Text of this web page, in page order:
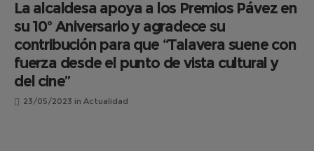
La alcaldesa apoya a los Premios Pávez en
su 10º Aniversario y agradece su
contribución para que “Talavera suene con
fuerza desde el punto de vista cultural y
del cine”
23/05/2023 in Actualidad